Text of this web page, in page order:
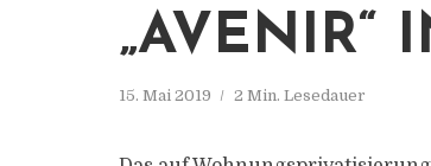
„AVENIR“
15. Mai 2019 2 Min. Lesedauer